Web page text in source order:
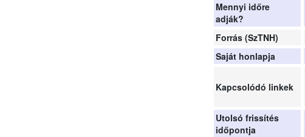
Mennyi időre
adják?
Forrás (SzTNH)
Saját honlapja
Kapcsolódó linkek
Utolsó frissítés
időpontja